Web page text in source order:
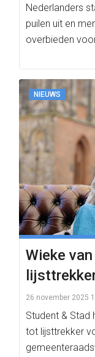
Nederlanders
puilen uit en
overbieden
NIEUWS
Wieke
26 november 2025
Student & Stad
tot lijsttrekker